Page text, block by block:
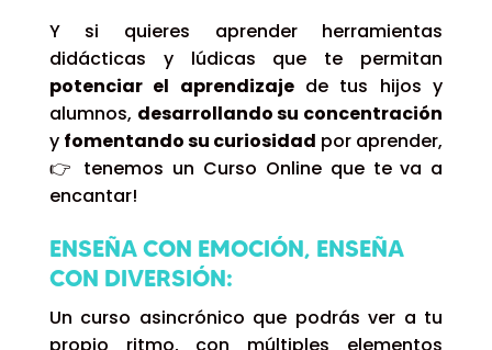
Y si quieres aprender herramientas
didácticas y lúdicas que te permitan
potenciar el aprendizajede tus hijos y
alumnos, desarrollando su concentración
y fomentando su curiosidad por aprender,
👉 tenemos un Curso Online que te va a
encantar!
ENSEÑA CON EMOCIÓN, ENSEÑA
CON DIVERSIÓN:
Un curso asincrónico que podrás ver a tu
propio ritmo, con múltiples elementos